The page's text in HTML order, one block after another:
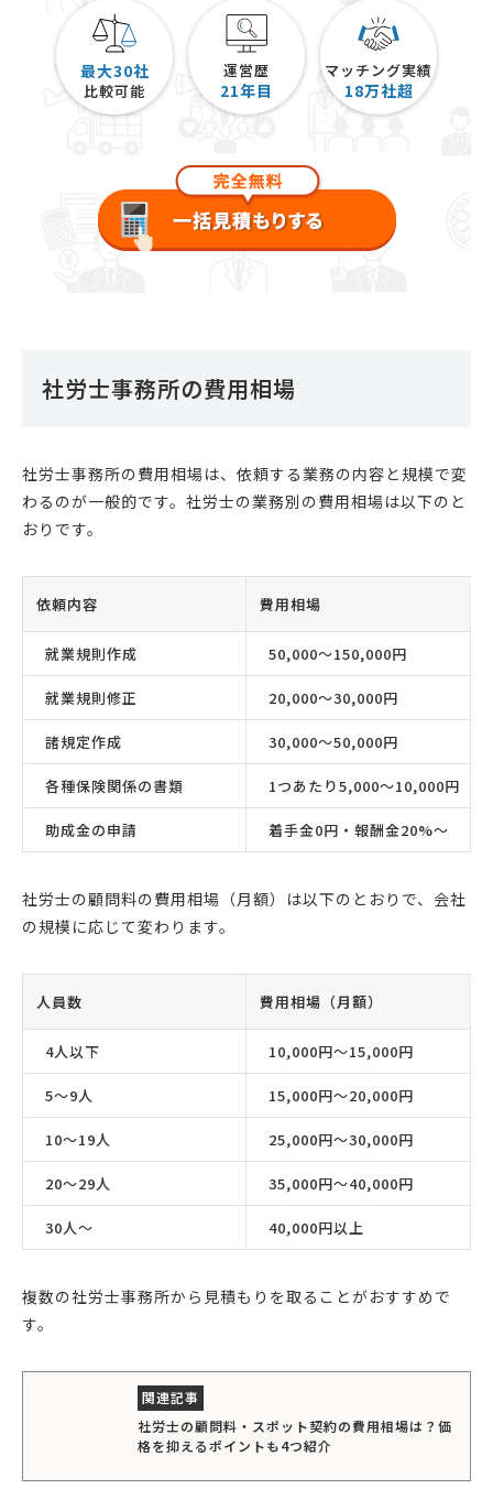
最大30社
比較可能
運営歴
21年目
マッチング実績
18万社超
社労士事務所の費用相場
社労士事務所の費用相場は、依頼する業務の内容と規模で変
わるのが一般的です。社労士の業務別の費用相場は以下のと
おりです。
依頼内容 費用相場
就業規則作成 50,000〜150,000円
就業規則修正 20,000〜30,000円
諸規定作成 30,000〜50,000円
各種保険関係の書類 1つあたり5,000〜10,000円
助成金の申請 着手金0円・報酬金20%〜
社労士の顧問料の費用相場（月額）は以下のとおりで、会社
の規模に応じて変わります。
人員数 費用相場（月額）
4人以下 10,000円〜15,000円
5〜9人 15,000円〜20,000円
10〜19人 25,000円〜30,000円
20〜29人 35,000円〜40,000円
30人〜 40,000円以上
複数の社労士事務所から見積もりを取ることがおすすめで
す。
社労士の顧問料・スポット契約の費用相場は？価
格を抑えるポイントも4つ紹介